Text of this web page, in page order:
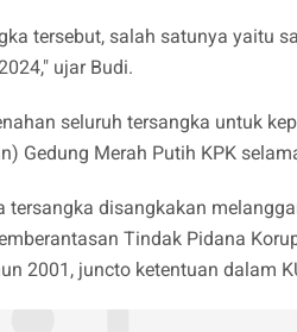
tersebut, salah satunya yaitu
ujar Budi.
seluruh tersangka untuk
Gedung Merah Putih KPK
tersangka disangkakan
Tindak Pidana
2001, juncto ketentuan dalam